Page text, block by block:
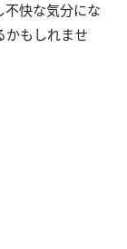
快な気分にな
かもしれませ